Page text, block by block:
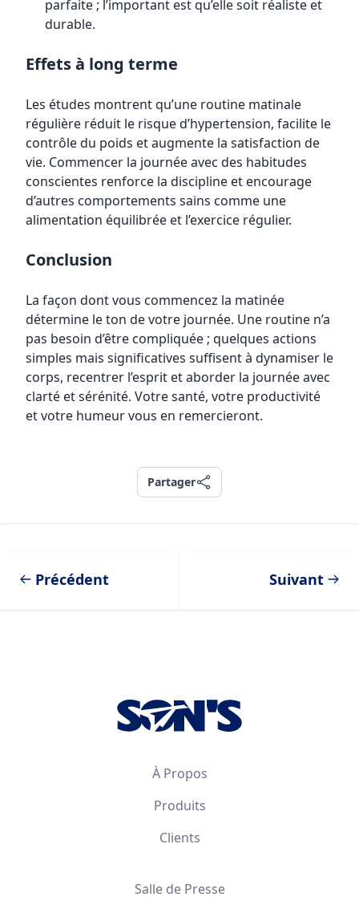
parfaite ; l’important est qu’elle soit réaliste et
durable.
Effets à long terme
Les études montrent qu’une routine matinale
régulière réduit le risque d’hypertension, facilite le
contrôle du poids et augmente la satisfaction de
vie. Commencer la journée avec des habitudes
conscientes renforce la discipline et encourage
d’autres comportements sains comme une
alimentation équilibrée et l’exercice régulier.
Conclusion
La façon dont vous commencez la matinée
détermine le ton de votre journée. Une routine n’a
pas besoin d’être compliquée ; quelques actions
simples mais significatives suffisent à dynamiser le
corps, recentrer l’esprit et aborder la journée avec
clarté et sérénité. Votre santé, votre productivité
et votre humeur vous en remercieront.
Partager
Partager
Précédent Suivant
À Propos
Produits
Clients
Salle de Presse